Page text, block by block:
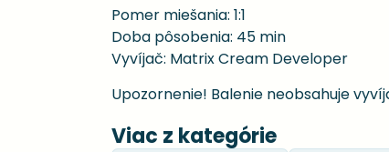
Pomer miešania: 1:1
Doba pôsobenia: 45 min
Vyvíjač: Matrix Cream Developer
Upozornenie! Balenie neobsahuje
Viac z kategórie